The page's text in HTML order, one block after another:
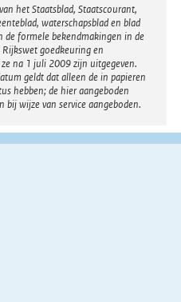
het Staatsblad, Staatscourant,
waterschapsblad en blad
de formele bekendmakingen in de
goedkeuring en
na 1 juli 2009 zijn uitgegeven.
geldt dat alleen de in papieren
hebben; de hier aangeboden
bij wijze van service aangeboden.